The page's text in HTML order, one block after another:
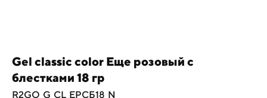
Gel classic color Еще розовый с
блестками 18 гр
R2GO_G_CL_ЕРСБ18_N